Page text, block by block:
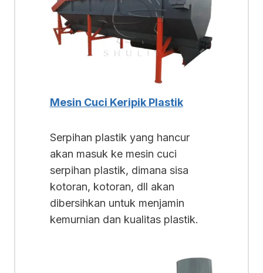
Mesin Cuci Keripik Plastik
Serpihan plastik yang hancur
akan masuk ke mesin cuci
serpihan plastik, dimana sisa
kotoran, kotoran, dll akan
dibersihkan untuk menjamin
kemurnian dan kualitas plastik.